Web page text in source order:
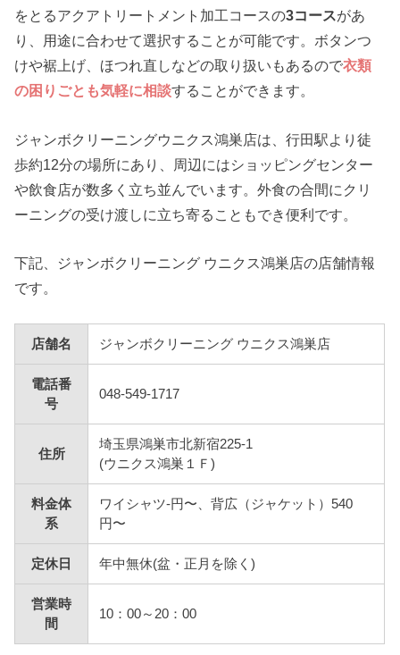
をとるアクアトリートメント加工コースの3コースがあ
り、用途に合わせて選択することが可能です。ボタンつ
けや裾上げ、ほつれ直しなどの取り扱いもあるので衣類
の困りごとも気軽に相談することができます。
ジャンボクリーニングウニクス鴻巣店は、行田駅より徒
歩約12分の場所にあり、周辺にはショッピングセンター
や飲食店が数多く立ち並んでいます。外食の合間にクリ
ーニングの受け渡しに立ち寄ることもでき便利です。
下記、ジャンボクリーニング ウニクス鴻巣店の店舗情報
です。
店舗名 ジャンボクリーニング ウニクス鴻巣店
電話番
号
048-549-1717
住所
埼玉県鴻巣市北新宿225-1
(ウニクス鴻巣１Ｆ)
料金体
系
ワイシャツ-円〜、背広（ジャケット）540
円〜
定休日 年中無休(盆・正月を除く)
営業時
間
10：00～20：00